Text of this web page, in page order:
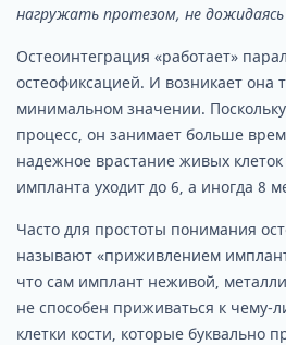
нагружать протезом, не
Остеоинтеграция «работает»
остеофиксацией. И возникает она
минимальном значении.
процесс, он занимает больше
надежное врастание живых
импланта уходит до 6, а иногда 8
Часто для простоты понимания
называют «приживлением
что сам имплант неживой,
не способен приживаться к чему-
клетки кости, которые буквально